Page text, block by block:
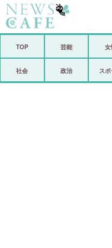
TOP 芸能 女
社会 政治 スポ